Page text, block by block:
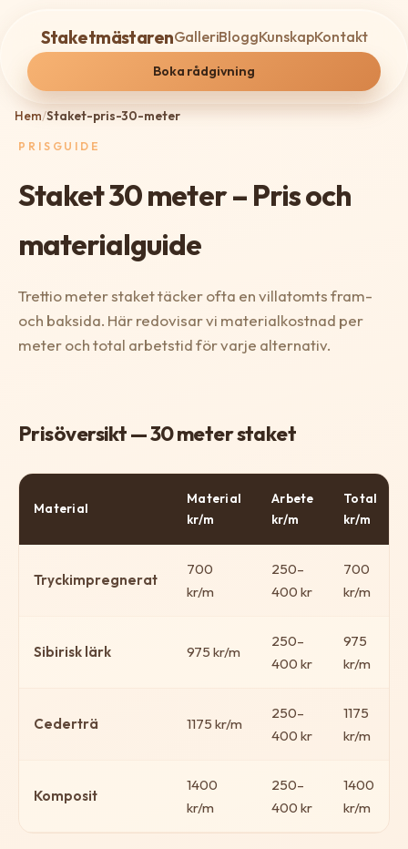
StaketmästarenGalleriBloggKunskapKontakt
Boka rådgivning
Hem/Staket-pris-30-meter
PRISGUIDE
Staket 30 meter – Pris och
materialguide
Trettio meter staket täcker ofta en villatomts fram-
och baksida. Här redovisar vi materialkostnad per
meter och total arbetstid för varje alternativ.
Prisöversikt — 30 meter staket
Material
Material
kr/m
Arbete
kr/m
Total
kr/m
Tryckimpregnerat
700
kr/m
250–
400 kr
700
kr/m
Sibirisk lärk 975 kr/m
250–
400 kr
975
kr/m
Cederträ 1175 kr/m
250–
400 kr
1175
kr/m
Komposit
1400
kr/m
250–
400 kr
1400
kr/m